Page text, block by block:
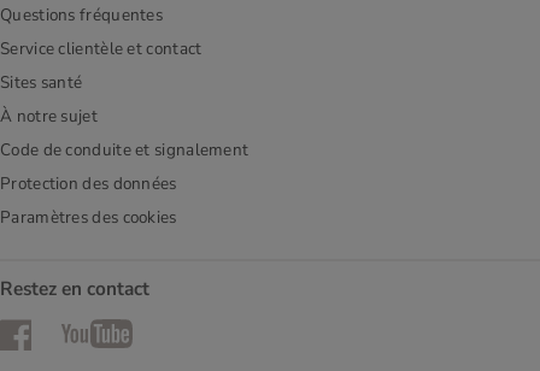
Questions fréquentes
Service clientèle et contact
Sites santé
À notre sujet
Code de conduite et signalement
Protection des données
Paramètres des cookies
Restez en contact
FacebookYouTube